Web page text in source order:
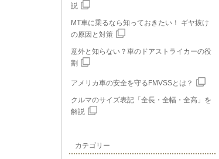
説
MT車に乗るなら知っておきたい！ ギヤ抜け
の原因と対策
意外と知らない？車のドアストライカーの役
割
アメリカ車の安全を守るFMVSSとは？
クルマのサイズ表記「全長・全幅・全高」を
解説
カテゴリー